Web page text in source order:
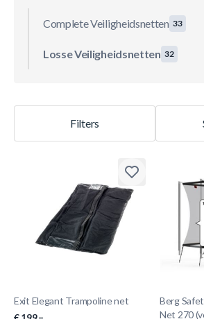
Complete Veiligheidsnetten 33
Losse Veiligheidsnetten 32
Filters
Exit Elegant Trampoline net
Berg
Net 270